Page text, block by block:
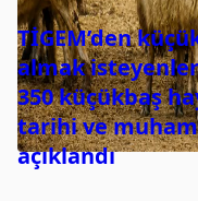
TİGEM’den
almak
350 küçükbaş
tarihi ve
açıklandı